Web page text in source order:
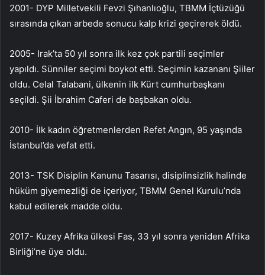
2001- DYP Milletvekili Fevzi Şıhanlıoğlu, TBMM İçtüzüğü
sırasında çıkan arbede sonucu kalp krizi geçirerek öldü.
2005- Irak’ta 50 yıl sonra ilk kez çok partili seçimler
yapıldı. Sünniler seçimi boykot etti. Seçimin kazananı Şiiler
oldu. Celal Talabani, ülkenin ilk Kürt cumhurbaşkanı
seçildi. Şii İbrahim Caferi de başbakan oldu.
2010- İlk kadın öğretmenlerden Refet Angın, 95 yaşında
İstanbul’da vefat etti.
2013- TSK Disiplin Kanunu Tasarısı, disiplinsizlik halinde
hüküm giyemezliği de içeriyor, TBMM Genel Kurulu’nda
kabul edilerek madde oldu.
2017- Kuzey Afrika ülkesi Fas, 33 yıl sonra yeniden Afrika
Birliği’ne üye oldu.